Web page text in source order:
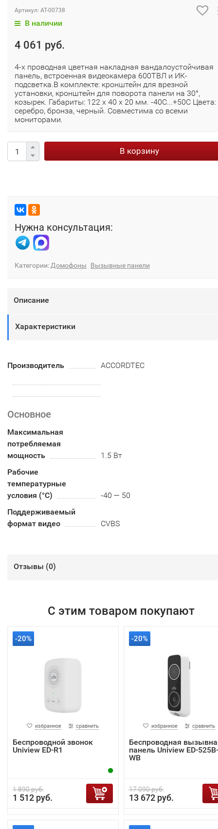
Артикул: AT-00738
В наличии
4 061 руб.
4-x проводная цветная накладная вандалоустойчивая
панель, встроенная видеокамера 600ТВЛ и ИК-
подсветка.В комплекте: кронштейн для врезной
установки, кронштейн для поворота панели на 30°,
козырек. Габариты: 122 х 40 х 20 мм. -40C...+50C Цвета:
серебро, бронза, черный. Совместима со всеми
мониторами.
В корзину
Нужна консультация:
Категории:Домофоны Вызывные панели
Описание
Характеристики
Производитель ACCORDTEC
Основное
Максимальная
потребляемая
мощность
1.5 Вт
Рабочие
температурные
условия (°С)
-40 — 50
Поддерживаемый
формат видео
CVBS
Отзывы (0)
С этим товаром покупают
-20%
избранное сравнить
Беспроводной звонок
Uniview ED-R1
1 890 руб.
1 512 руб.
-20%
избранное сравнить
Беспроводная
панель Uniview ED-525B-
WB
17 090 руб.
13 672 руб.